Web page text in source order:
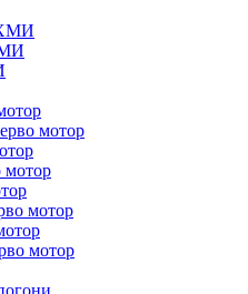
мотор
мотор
мотор
мотор